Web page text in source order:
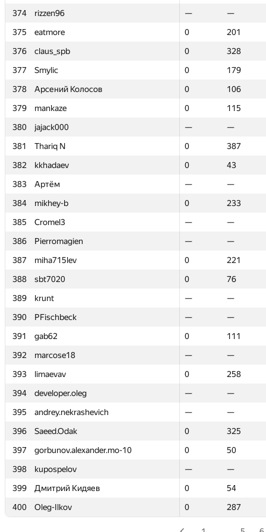
374
rizzen96 —
—
375
eatmore 0
201
376
claus_spb 0
328
377
Smylic 0
179
378
Арсений Колосов 0
106
379
mankaze 0
115
380
jajack000 —
—
381
Thariq N 0
387
382
kkhadaev 0
43
383
Артём —
—
384
mikhey-b 0
233
385
Cromel3 —
—
386
Pierromagien —
—
387
miha715lev 0
221
388
sbt7020 0
76
389
krunt —
—
390
PFischbeck —
—
391
gab62 0
111
392
marcose18 —
—
393
limaevav 0
258
394
developer.oleg —
—
395
andrey.nekrashevich —
—
396
Saeed.Odak 0
325
397
gorbunov.alexander.mo-10 0
50
398
kupospelov —
—
399
Дмитрий Кидяев 0
54
400
Oleg-Ilkov 0 287
374
rizzen96 —
—
375
eatmore 0
201
376
claus_spb 0
328
377
Smylic 0
179
378
Арсений Колосов 0
106
379
mankaze 0
115
380
jajack000 —
—
381
Thariq N 0
387
382
kkhadaev 0
43
383
Артём —
—
384
mikhey-b 0
233
385
Cromel3 —
—
386
Pierromagien —
—
387
miha715lev 0
221
388
sbt7020 0
76
389
krunt —
—
390
PFischbeck —
—
391
gab62 0
111
392
marcose18 —
—
393
limaevav 0
258
394
developer.oleg —
—
395
andrey.nekrashevich —
—
396
Saeed.Odak 0
325
397
gorbunov.alexander.mo-10 0
50
398
kupospelov —
—
399
Дмитрий Кидяев 0
54
400
Oleg-Ilkov 0 287